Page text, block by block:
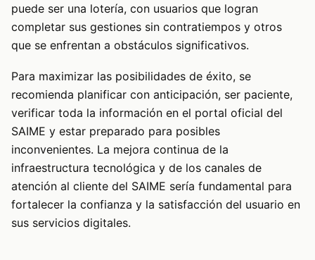
puede ser una lotería, con usuarios que logran
completar sus gestiones sin contratiempos y otros
que se enfrentan a obstáculos significativos.
Para maximizar las posibilidades de éxito, se
recomienda planificar con anticipación, ser paciente,
verificar toda la información en el portal oficial del
SAIME y estar preparado para posibles
inconvenientes. La mejora continua de la
infraestructura tecnológica y de los canales de
atención al cliente del SAIME sería fundamental para
fortalecer la confianza y la satisfacción del usuario en
sus servicios digitales.